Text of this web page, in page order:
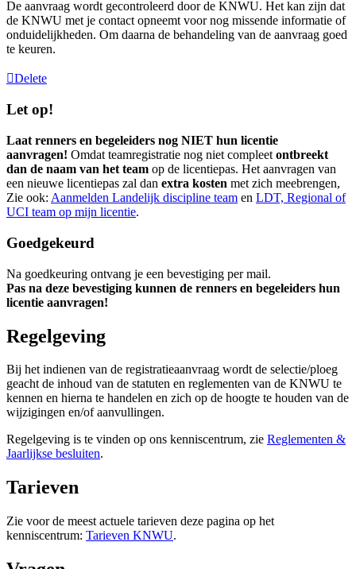
De aanvraag wordt gecontroleerd door de KNWU. Het kan zijn dat
de KNWU met je contact opneemt voor nog missende informatie of
onduidelijkheden. Om daarna de behandeling van de aanvraag goed
te keuren.
Delete
Let op!
Laat renners en begeleiders nog NIET hun licentie
aanvragen! Omdat teamregistratie nog niet compleet ontbreekt
dan de naam van het team op de licentiepas. Het aanvragen van
een nieuwe licentiepas zal dan extra kosten met zich meebrengen,
Zie ook: Aanmelden Landelijk discipline team ‍ en LDT, Regional of
UCI team op mijn licentie‍.
Goedgekeurd
Na goedkeuring ontvang je een bevestiging per mail.
Pas na deze bevestiging kunnen de renners en begeleiders hun
licentie aanvragen!
Regelgeving
Bij het indienen van de registratieaanvraag wordt de selectie/ploeg
geacht de inhoud van de statuten en reglementen van de KNWU te
kennen en hierna te handelen en zich op de hoogte te houden van de
wijzigingen en/of aanvullingen.
Regelgeving is te vinden op ons kenniscentrum, zie Reglementen &
Jaarlijkse besluiten‍.
Tarieven
Zie voor de meest actuele tarieven deze pagina op het
kenniscentrum: Tarieven KNWU‍.